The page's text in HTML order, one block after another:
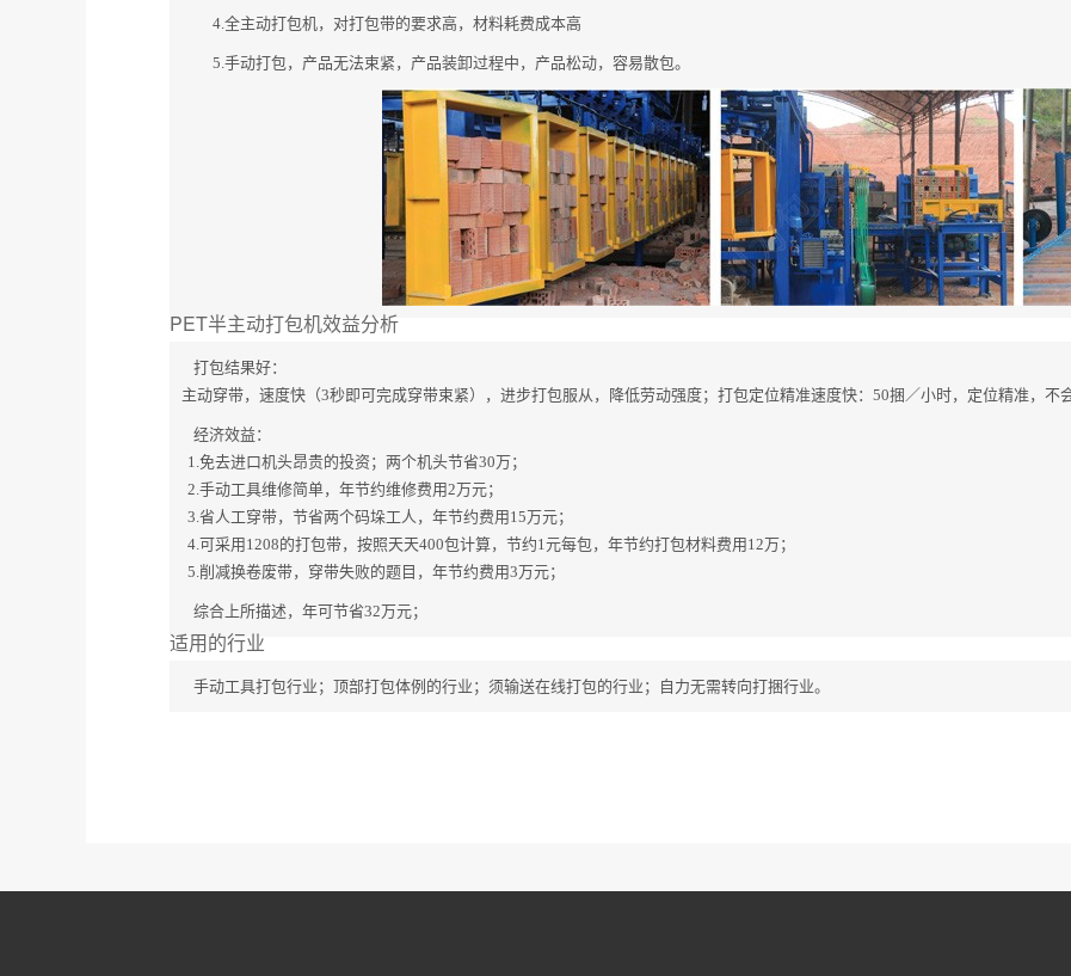
4.全主动打包机，对打包带的要求高，材料耗费成本高
5.手动打包，产品无法束紧，产品装卸过程中，产品松动，容易散包。
PET半主动打包机效益分析
打包结果好：
主动穿带，速度快（3秒即可完成穿带束紧），进步打包服从，降低劳动强度；打包定位精准速度快：50捆／小时，定位精准，不
经济效益：
1.免去进口机头昂贵的投资；两个机头节省30万；
2.手动工具维修简单，年节约维修费用2万元；
3.省人工穿带，节省两个码垛工人，年节约费用15万元；
4.可采用1208的打包带，按照天天400包计算，节约1元每包，年节约打包材料费用12万；
5.削减换卷废带，穿带失败的题目，年节约费用3万元；
综合上所描述，年可节省32万元；
适用的行业
手动工具打包行业；顶部打包体例的行业；须输送在线打包的行业；自力无需转向打捆行业。